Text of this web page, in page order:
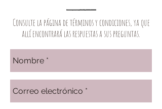
Consulte la página de términos y condiciones, ya que
allí encontrará las respuestas a sus preguntas.